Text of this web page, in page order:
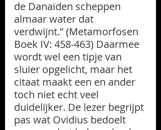
de Danaïden scheppen
almaar water dat
verdwijnt.” (Metamorfosen
Boek IV: 458-463) Daarmee
wordt wel een tipje van
sluier opgelicht, maar het
citaat maakt een en ander
toch niet echt veel
duidelijker. De lezer begrijpt
pas wat Ovidius bedoelt